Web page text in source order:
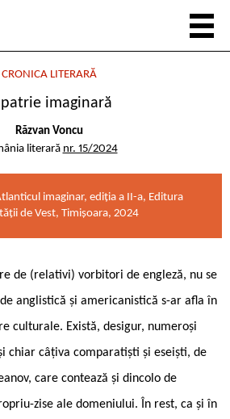
CRONICA LITERARĂ
imaginară
Răzvan Voncu
literară nr. 15/2024
imaginar, ediția a II-a, Editura
de Vest, Timișoara, 2024
de (relativi) vorbitori de engleză, nu se
anglistică și americanistică s-ar afla în
culturale. Există, desigur, numeroși
chiar câțiva comparatiști și eseiști, de
care contează și dincolo de
zise ale domeniului. În rest, ca și în